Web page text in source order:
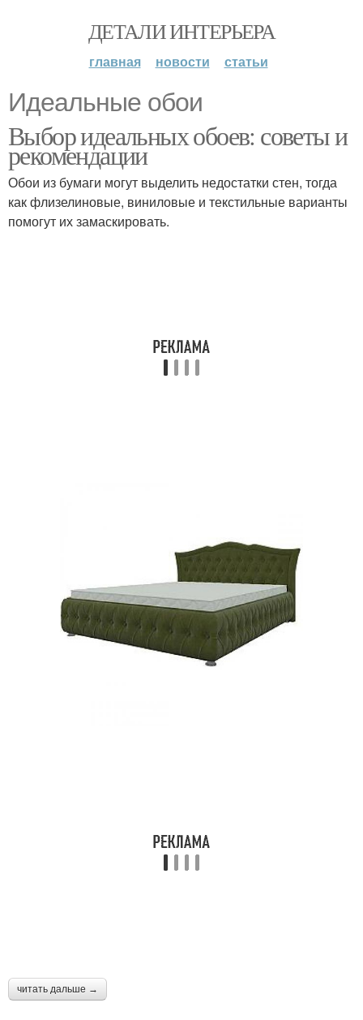
ДЕТАЛИ ИНТЕРЬЕРА
главная новости статьи
Идеальные обои
Выбор идеальных обоев: советы и
рекомендации
Обои из бумаги могут выделить недостатки стен, тогда
как флизелиновые, виниловые и текстильные варианты
помогут их замаскировать.
читать дальше →